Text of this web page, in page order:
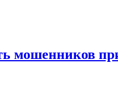
мошенников